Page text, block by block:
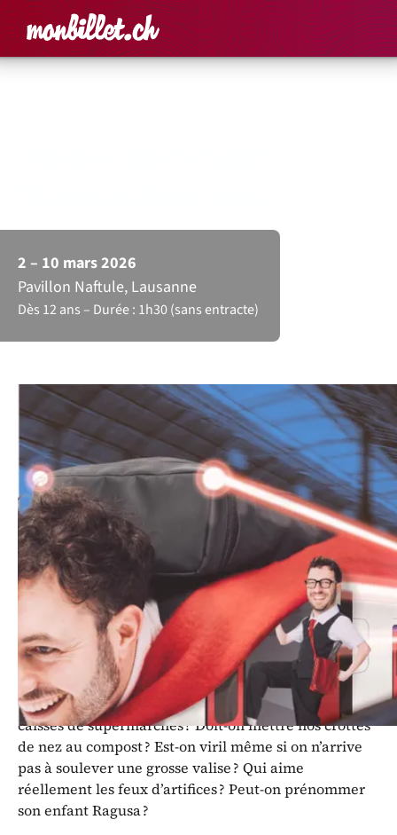
Accueil Rechercher un
Panier
2 – 10 mars 2026
Pavillon Naftule, Lausanne
Dès 12 ans Durée : 1h30 (sans entracte)
Fidèle à son humour singulier et à
son univers absurde, Blaise
Bersinger revient en 2026 avec une
toute nouvelle création
Tchoutchou.mp3.
Est-ce qu’avoir l’abonnement général CFF 1ère classe,
c’est réussir sa vie ? Qu’avaient fumé les gens qui ont
dessiné le drapeau de l’Île de Man ? Avez-vous déjà
goûté au tiramisù de Didier ? Comment appelle-t-on
les séparateurs triangulaires sur les tapis roulants des
caisses de supermarchés ? Doit-on mettre nos crottes
de nez au compost ? Est-on viril même si on n’arrive
pas à soulever une grosse valise ? Qui aime
réellement les feux d’artifices ? Peut-on prénommer
son enfant Ragusa ?